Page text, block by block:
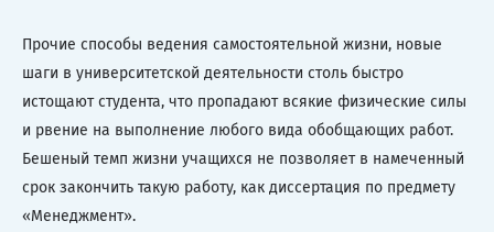
Прочие способы ведения самостоятельной жизни, новые
шаги в университетской деятельности столь быстро
истощают студента, что пропадают всякие физические силы
и рвение на выполнение любого вида обобщающих работ.
Бешеный темп жизни учащихся не позволяет в намеченный
срок закончить такую работу, как диссертация по предмету
«Менеджмент».